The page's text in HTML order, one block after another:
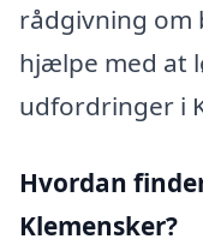
rådgivning om
hjælpe med at
udfordringer i
Hvordan
Klemensker?